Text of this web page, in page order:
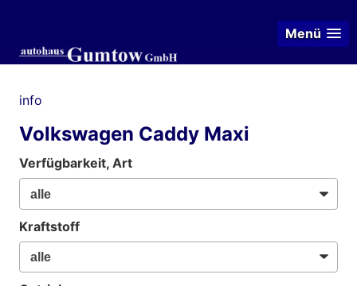
Menü
info
Volkswagen Caddy Maxi
Verfügbarkeit, Art
Kraftstoff